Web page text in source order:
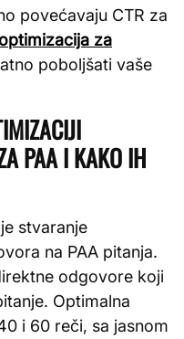
povećavaju CTR za
za
poboljšati vaše
PAA I KAKO IH
stvaranje
na PAA pitanja.
odgovore koji
Optimalna
i 60 reči, sa jasnom